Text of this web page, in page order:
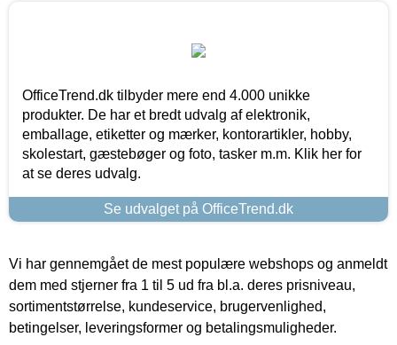
OfficeTrend.dk tilbyder mere end 4.000 unikke
produkter. De har et bredt udvalg af elektronik,
emballage, etiketter og mærker, kontorartikler, hobby,
skolestart, gæstebøger og foto, tasker m.m. Klik her for
at se deres udvalg.
Se udvalget på OfficeTrend.dk
Vi har gennemgået de mest populære webshops og anmeldt
dem med stjerner fra 1 til 5 ud fra bl.a. deres prisniveau,
sortimentstørrelse, kundeservice, brugervenlighed,
betingelser, leveringsformer og betalingsmuligheder.